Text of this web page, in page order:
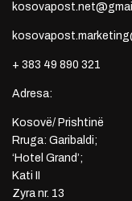
+ 383 49 890 321
Adresa:
Kosovë/ Prishtinë
Rruga: Garibaldi;
‘Hotel Grand’;
Kati II
Zyra nr. 13